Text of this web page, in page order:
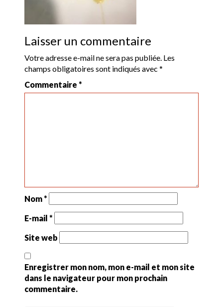
Laisser un commentaire
Votre adresse e-mail ne sera pas publiée. Les
champs obligatoires sont indiqués avec*
Commentaire*
Nom*
E-mail*
Site web
Enregistrer mon nom, mon e-mail et mon site
dans le navigateur pour mon prochain
commentaire.